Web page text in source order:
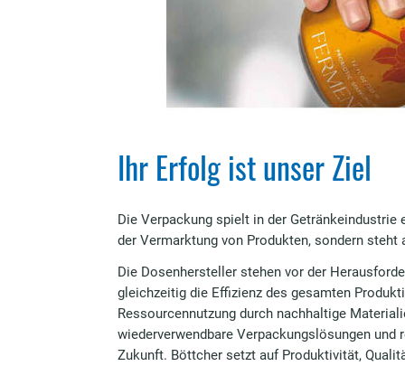
Ihr Erfolg ist unser Ziel
Die Verpackung spielt in der
der Vermarktung von Produkten, sondern
Die Dosenhersteller stehen vor der
gleichzeitig die Effizienz des gesamten
Ressourcennutzung durch nachhaltige
wiederverwendbare Verpackungslösungen
Zukunft. Böttcher setzt auf Produktivität,